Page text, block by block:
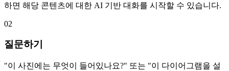
하면 해당 콘텐츠에 대한 AI 기반 대화를 시작할 수 있습니다.
02
질문하기
"이 사진에는 무엇이 들어있나요?" 또는 "이 다이어그램을 설